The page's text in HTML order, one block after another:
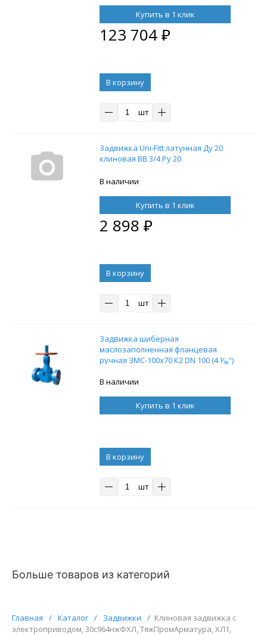
Купить в 1 клик
123 704₽
В корзину
шт
Задвижка Uni-Fitt латунная Ду 20
клиновая BB 3/4 Ру 20
В наличии
Купить в 1 клик
2 898 ₽
В корзину
шт
Задвижка шиберная
маслозаполненная фланцевая
ручная ЗМС-100х70 К2 DN 100 (4 ⅟₁₆")
класс герметичности «А» по ГОСТ
В наличии
Купить в 1 клик
В корзину
шт
Больше товаров из категорий
Главная / Каталог / Задвижки / Клиновая задвижка с
электроприводом, 30с964нжФХЛ, ТяжПромАрматура, ХЛ1,